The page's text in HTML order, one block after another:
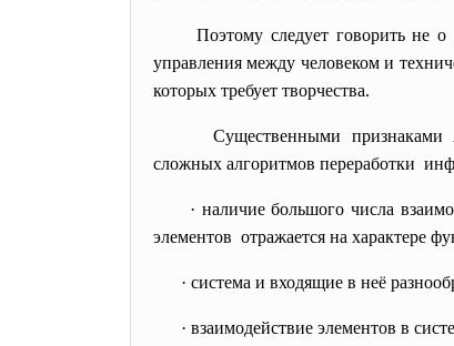
Поэтому следует говорить не
управления между человеком и
которых требует творчества.
Существенными
сложных алгоритмов переработки
· наличие большого числа
элементов отражается на характере
· система и входящие в неё
· взаимодействие элементов в